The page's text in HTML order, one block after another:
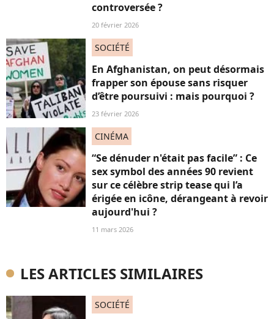
controversée ?
20 février 2026
SOCIÉTÉ
En Afghanistan, on peut désormais
frapper son épouse sans risquer
d’être poursuivi : mais pourquoi ?
23 février 2026
CINÉMA
“Se dénuder n'était pas facile” : Ce
sex symbol des années 90 revient
sur ce célèbre strip tease qui l’a
érigée en icône, dérangeant à revoir
aujourd'hui ?
11 mars 2026
LES ARTICLES SIMILAIRES
SOCIÉTÉ